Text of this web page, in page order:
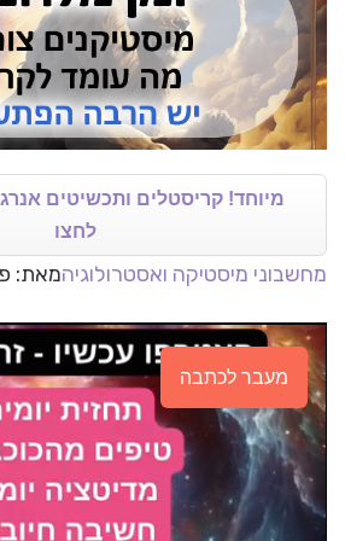
מיוחד! קריסטלים ותכשיטים
לחצו
מחשבוני מיסטיקה ואסטרולוגיהמאת:
מעבר לכתבה